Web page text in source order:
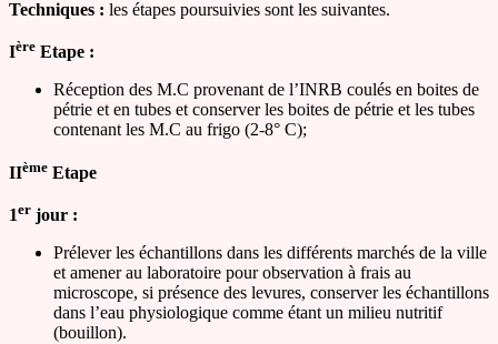
Techniques : les étapes poursuivies sont les suivantes.
Ière Etape :
Réception des M.C provenant de l’INRB coulés en boites de
pétrie et en tubes et conserver les boites de pétrie et les tubes
contenant les M.C au frigo (2-8° C);
IIème Etape
1er jour :
Prélever les échantillons dans les différents marchés de la ville
et amener au laboratoire pour observation à frais au
microscope, si présence des levures, conserver les échantillons
dans l’eau physiologique comme étant un milieu nutritif
(bouillon).